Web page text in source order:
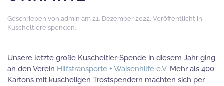
Geschrieben von admin am 21. Dezember 2022. Veröffentlicht in
Kuscheltiere spenden.
Unsere letzte große Kuscheltier-Spende in diesem Jahr ging
an den Verein Hilfstransporte + Waisenhilfe e.V. Mehr als 400
Kartons mit kuscheligen Trostspendern machten sich per